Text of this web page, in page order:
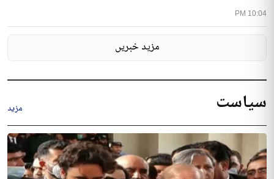
10:04 PM
مزید خبریں
سیاست مزید